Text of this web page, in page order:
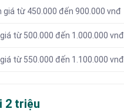
giá từ 450.000 đến 900.000 vnđ
từ 500.000 đến 1.000.000 vnđ
từ 550.000 đến 1.100.000 vnđ
2 triệu